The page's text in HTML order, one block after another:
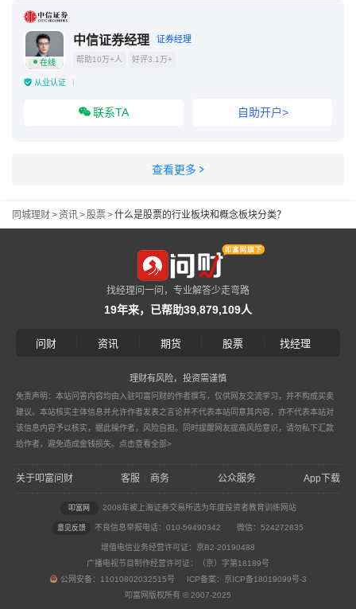
在线
中信证券经理 证券经理
帮助10万+人 好评3.1万+
从业认证
联系TA 自助开户>
查看更多
同城理财>资讯>股票>什么是股票的行业板块和概念板块分类？
找经理问一问，专业解答少走弯路
19年来，已帮助39,879,109人
问财 资讯 期货 股票 找经理
理财有风险，投资需谨慎
免责声明：本站问答内容均由入驻叩富问财的作者撰写，仅供网友交流学习，并不构成买卖
建议。本站核实主体信息并允许作者发表之言论并不代表本站同意其内容，亦不代表本站对
该信息内容予以核实，据此操作者，风险自担。同时提醒网友提高风险意识，请勿私下汇款
给作者，避免造成金钱损失。 点击查看全部>
关于叩富问财 客服 商务 公众服务 App下载
叩富网 2008年被上海证券交易所选为年度投资者教育训练网站
意见反馈 不良信息举报电话：010-59490342 微信：524272835
增值电信业务经营许可证：京B2-20190488
广播电视节目制作经营许可证：（京）字第18189号
公网安备：11010802032515号 ICP备案：京ICP备18019099号-3
叩富网版权所有 © 2007-2025